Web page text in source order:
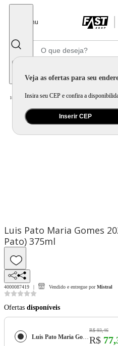
Menu
Veja as ofertas para seu
Insira seu CEP e confira a
Inserir CEP
Home Mercado / Bebida Vinho
Luis Pato Maria Gomes
Pato) 375ml
4000087419 Vendido e entregue por Mistral
Ofertas disponíveis
Luis Pato Maria Gomes 2023 - Meia gfa. (Luis Pato) 375ml
R$ 93,46
R$